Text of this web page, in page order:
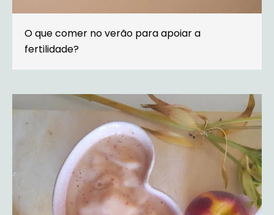
O que comer no verão para apoiar a
fertilidade?